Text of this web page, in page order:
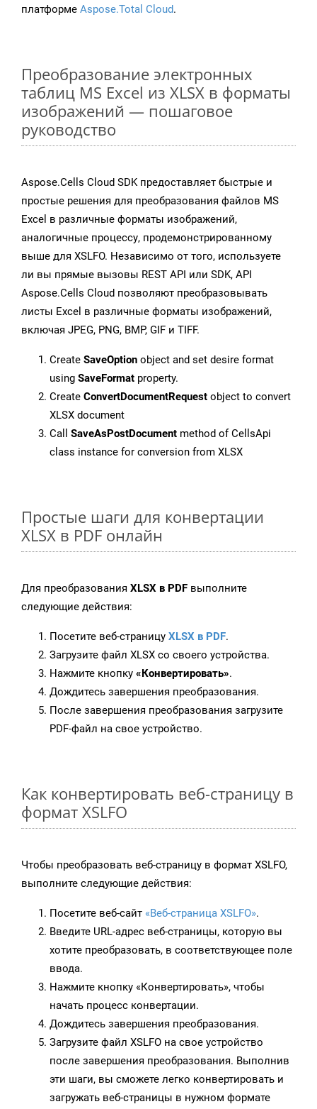
платформе Aspose.Total Cloud.
Преобразование электронных
таблиц MS Excel из XLSX в форматы
изображений — пошаговое
руководство
Aspose.Cells Cloud SDK предоставляет быстрые и
простые решения для преобразования файлов MS
Excel в различные форматы изображений,
аналогичные процессу, продемонстрированному
выше для XSLFO. Независимо от того, используете
ли вы прямые вызовы REST API или SDK, API
Aspose.Cells Cloud позволяют преобразовывать
листы Excel в различные форматы изображений,
включая JPEG, PNG, BMP, GIF и TIFF.
Create SaveOption object and set desire format
using SaveFormat property.
Create ConvertDocumentRequest object to convert
XLSX document
Call SaveAsPostDocument method of CellsApi
class instance for conversion from XLSX
Простые шаги для конвертации
XLSX в PDF онлайн
Для преобразования XLSX в PDF выполните
следующие действия:
Посетите веб-страницу XLSX в PDF.
Загрузите файл XLSX со своего устройства.
Нажмите кнопку «Конвертировать».
Дождитесь завершения преобразования.
После завершения преобразования загрузите
PDF-файл на свое устройство.
Как конвертировать веб-страницу в
формат XSLFO
Чтобы преобразовать веб-страницу в формат XSLFO,
выполните следующие действия:
Посетите веб-сайт «Веб-страница XSLFO».
Введите URL-адрес веб-страницы, которую вы
хотите преобразовать, в соответствующее поле
ввода.
Нажмите кнопку «Конвертировать», чтобы
начать процесс конвертации.
Дождитесь завершения преобразования.
Загрузите файл XSLFO на свое устройство
после завершения преобразования. Выполнив
эти шаги, вы сможете легко конвертировать и
загружать веб-страницы в нужном формате